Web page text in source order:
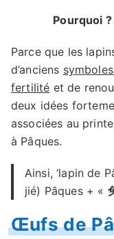
Pourquoi ?
Parce que les
d’anciens
fertilité et de
deux idées
associées au
à Pâques.
Ainsi, ‘lapin de
jié) Pâques + «
Œufs de